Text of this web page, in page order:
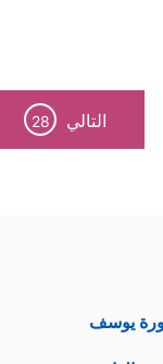
التالي 28
يوسف